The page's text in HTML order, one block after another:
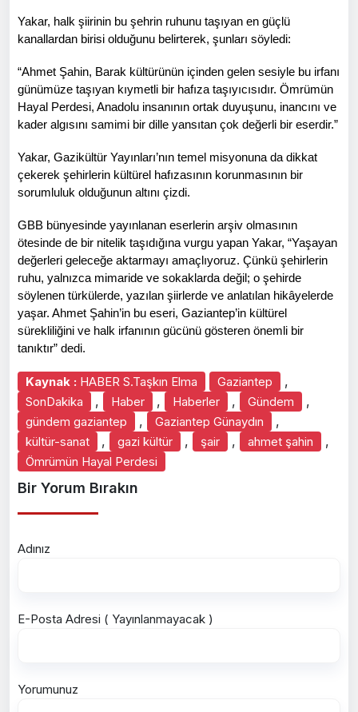
Yakar, halk şiirinin bu şehrin ruhunu taşıyan en güçlü
kanallardan birisi olduğunu belirterek, şunları söyledi:
“Ahmet Şahin, Barak kültürünün içinden gelen sesiyle bu irfanı
günümüze taşıyan kıymetli bir hafıza taşıyıcısıdır. Ömrümün
Hayal Perdesi, Anadolu insanının ortak duyuşunu, inancını ve
kader algısını samimi bir dille yansıtan çok değerli bir eserdir.”
Yakar, Gazikültür Yayınları’nın temel misyonuna da dikkat
çekerek şehirlerin kültürel hafızasının korunmasının bir
sorumluluk olduğunun altını çizdi.
GBB bünyesinde yayınlanan eserlerin arşiv olmasının
ötesinde de bir nitelik taşıdığına vurgu yapan Yakar, “Yaşayan
değerleri geleceğe aktarmayı amaçlıyoruz. Çünkü şehirlerin
ruhu, yalnızca mimaride ve sokaklarda değil; o şehirde
söylenen türkülerde, yazılan şiirlerde ve anlatılan hikâyelerde
yaşar. Ahmet Şahin’in bu eseri, Gaziantep’in kültürel
sürekliliğini ve halk irfanının gücünü gösteren önemli bir
tanıktır” dedi.
Kaynak : HABER S.Taşkın Elma Gaziantep ,
SonDakika , Haber , Haberler , Gündem ,
gündem gaziantep , Gaziantep Günaydın ,
kültür-sanat , gazi kültür , şair , ahmet şahin ,
Ömrümün Hayal Perdesi
Bir Yorum Bırakın
Adınız
E-Posta Adresi ( Yayınlanmayacak )
Yorumunuz